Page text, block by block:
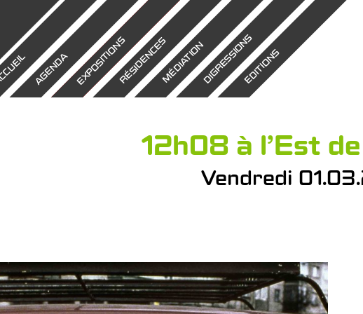
AGENDAEXPOSITIONSRÉSIDENCESMÉDIATIONDIGRESSIONSEDITIONS
12h08 à l’Est
Vendredi